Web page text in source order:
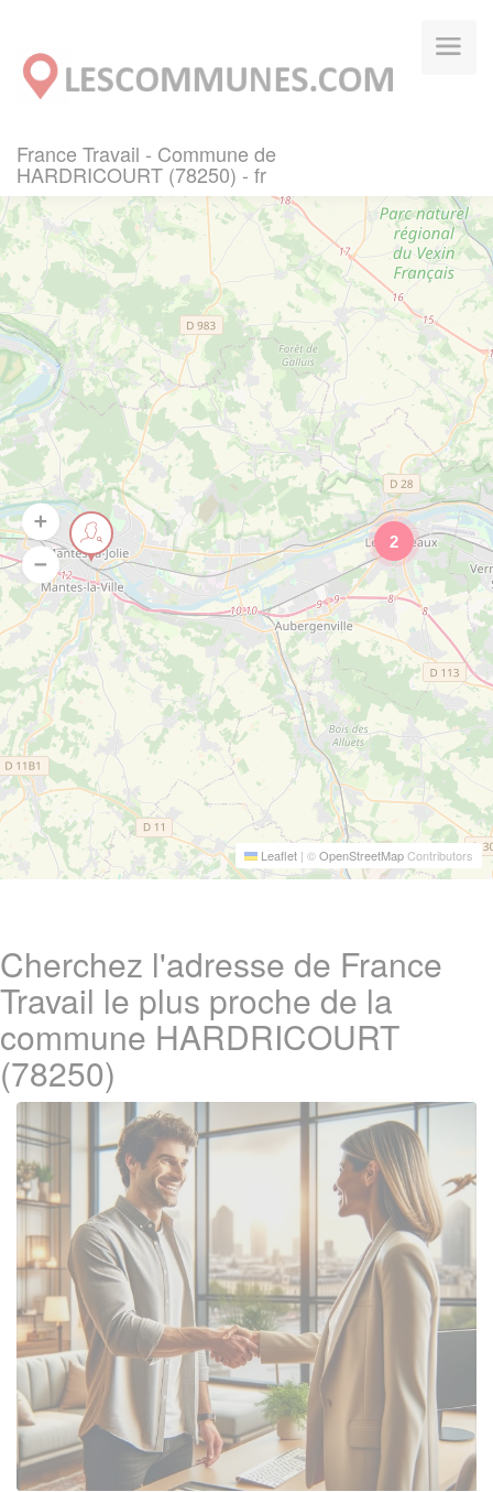
France Travail - Commune de
HARDRICOURT (78250) - fr
2
Leaflet | ©OpenStreetMapContributors
Cherchez l'adresse de France
Travail le plus proche de la
commune HARDRICOURT
(78250)